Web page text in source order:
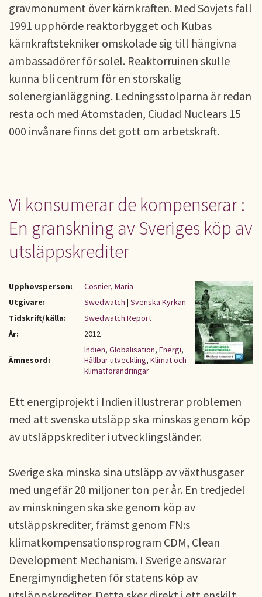
gravmonument över kärnkraften. Med Sovjets fall
1991 upphörde reaktorbygget och Kubas
kärnkraftstekniker omskolade sig till hängivna
ambassadörer för solel. Reaktorruinen skulle
kunna bli centrum för en storskalig
solenergianläggning. Ledningsstolparna är redan
resta och med Atomstaden, Ciudad Nuclears 15
000 invånare finns det gott om arbetskraft.
Vi konsumerar de kompenserar :
En granskning av Sveriges köp av
utsläppskrediter
Upphovsperson:
Cosnier, Maria
Utgivare:
Swedwatch | Svenska Kyrkan
Tidskrift/källa:
Swedwatch Report
År:
2012
Ämnesord:
Indien, Globalisation, Energi,
Hållbar utveckling, Klimat och
klimatförändringar
Ett energiprojekt i Indien illustrerar problemen
med att svenska utsläpp ska minskas genom köp
av utsläppskrediter i utvecklingsländer.
Sverige ska minska sina utsläpp av växthusgaser
med ungefär 20 miljoner ton per år. En tredjedel
av minskningen ska ske genom köp av
utsläppskrediter, främst genom FN:s
klimatkompensationsprogram CDM, Clean
Development Mechanism. I Sverige ansvarar
Energimyndigheten för statens köp av